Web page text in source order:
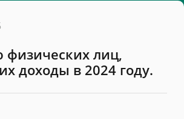
лиц,
доходы в 2024 году.